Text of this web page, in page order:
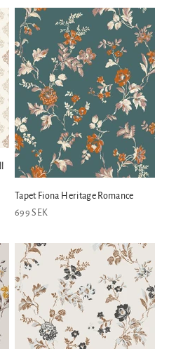
Tapet Fiona Heritage Romance
REA-pris
699 SEK